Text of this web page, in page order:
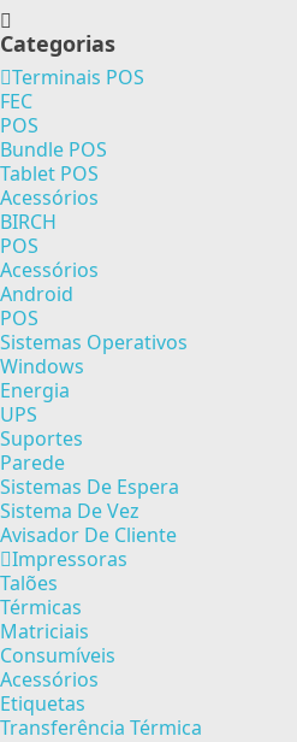
Categorias
Terminais POS
FEC
POS
Bundle POS
Tablet POS
Acessórios
BIRCH
POS
Acessórios
Android
POS
Sistemas Operativos
Windows
Energia
UPS
Suportes
Parede
Sistemas De Espera
Sistema De Vez
Avisador De Cliente
Impressoras
Talões
Térmicas
Matriciais
Consumíveis
Acessórios
Etiquetas
Transferência Térmica